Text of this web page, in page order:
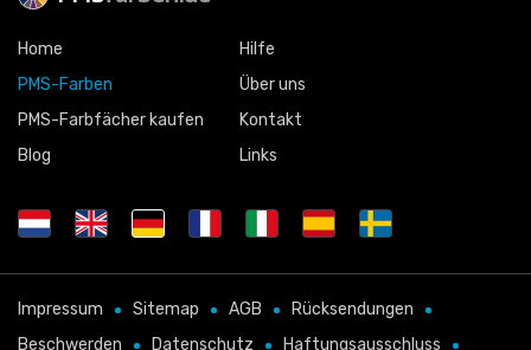
Home
PMS-Farben
PMS-Farbfächer kaufen
Blog
Hilfe
Über uns
Kontakt
Links
Impressum Sitemap AGB
Rücksendungen
Beschwerden
Datenschutz Haftungsausschluss